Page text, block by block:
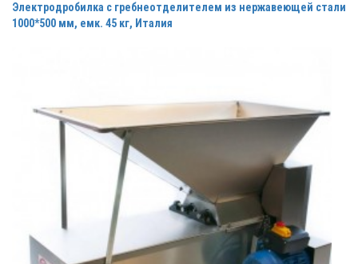
Электродробилка с гребнеотделителем из нержавеющей стали
1000*500 мм, емк. 45 кг, Италия